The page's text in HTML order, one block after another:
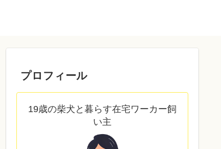
プロフィール
19歳の柴犬と暮らす在宅ワーカー飼
い主